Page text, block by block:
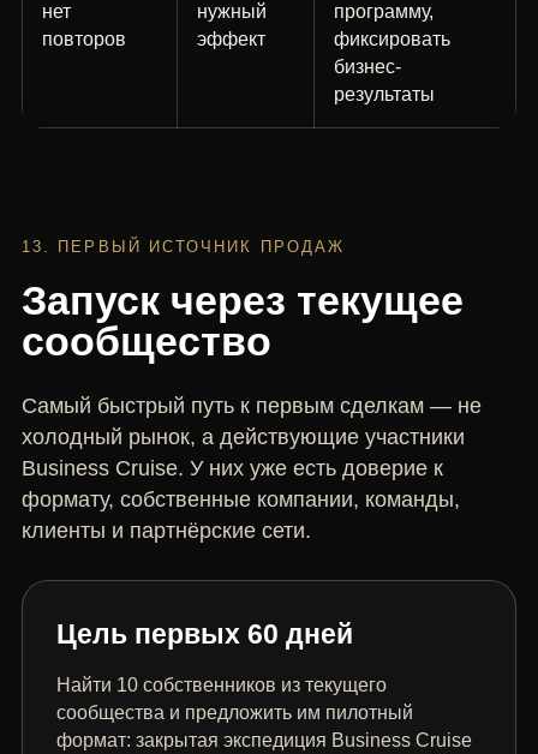
нет
повторов
нужный
эффект
программу,
фиксировать
бизнес-
результаты
13. ПЕРВЫЙ ИСТОЧНИК ПРОДАЖ
Запуск через текущее
сообщество
Самый быстрый путь к первым сделкам — не
холодный рынок, а действующие участники
Business Cruise. У них уже есть доверие к
формату, собственные компании, команды,
клиенты и партнёрские сети.
Цель первых 60 дней
Найти 10 собственников из текущего
сообщества и предложить им пилотный
формат: закрытая экспедиция Business Cruise